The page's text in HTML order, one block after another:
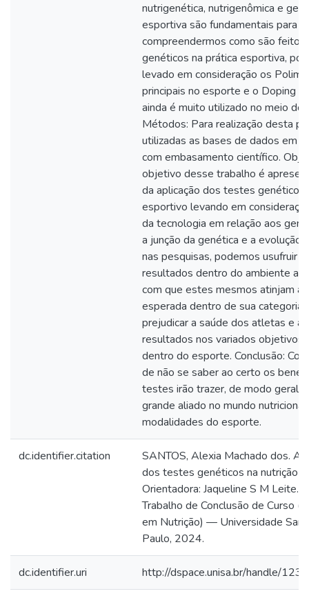
nutrigenética, nutrigenômica e
esportiva são fundamentais para
compreendermos como são
genéticos na prática esportiva,
levado em consideração os
principais no esporte e o Doping
ainda é muito utilizado no meio
Métodos: Para realização desta
utilizadas as bases de dados em
com embasamento científico.
objetivo desse trabalho é
da aplicação dos testes genéticos
esportivo levando em
da tecnologia em relação aos
a junção da genética e a evolução
nas pesquisas, podemos usufruir
resultados dentro do ambiente
com que estes mesmos atinjam a
esperada dentro de sua categoria
prejudicar a saúde dos atletas e
resultados nos variados objetivos
dentro do esporte. Conclusão:
de não se saber ao certo os
testes irão trazer, de modo geral
grande aliado no mundo
modalidades do esporte.
dc.identifier.citation
SANTOS, Alexia Machado dos.
dos testes genéticos na nutrição
Orientadora: Jaqueline S M Leite.
Trabalho de Conclusão de Curso
em Nutrição) — Universidade
Paulo, 2024.
dc.identifier.uri http://dspace.unisa.br/handle/